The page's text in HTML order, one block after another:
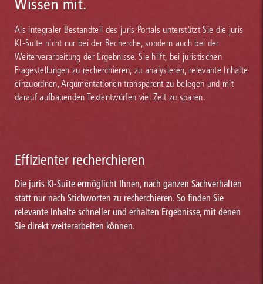
Wissen mit.
Als integraler Bestandteil des juris Portals unterstützt Sie die juris
KI-Suite nicht nur bei der Recherche, sondern auch bei der
Weiterverarbeitung der Ergebnisse. Sie hilft, bei juristischen
Fragestellungen zu recherchieren, zu analysieren, relevante Inhalte
einzuordnen, Argumentationen transparent zu belegen und mit
darauf aufbauenden Textentwürfen viel Zeit zu sparen.
Effizienter recherchieren
Die juris KI-Suite ermöglicht Ihnen, nach ganzen Sachverhalten
statt nur nach Stichworten zu recherchieren. So finden Sie
relevante Inhalte schneller und erhalten Ergebnisse, mit denen
Sie direkt weiterarbeiten können.